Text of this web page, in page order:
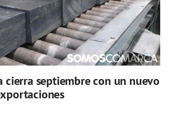
cierra septiembre con un nuevo